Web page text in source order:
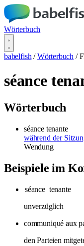
Wörterbuch
babelfish / Wörterbuch /
séance
Wörterbuch
séance tenante
während der
Wendung
Beispiele im
séance tenante
unverzüglich
communiqué aux
den Parteien